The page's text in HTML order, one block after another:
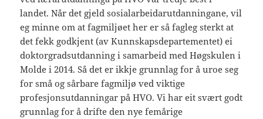
landet. Når det gjeld sosialarbeidarutdanningane, vil
eg minne om at fagmiljøet her er så fagleg sterkt at
det fekk godkjent (av Kunnskapsdepartementet) ei
doktorgradsutdanning i samarbeid med Høgskulen i
Molde i 2014. Så det er ikkje grunnlag for å uroe seg
for små og sårbare fagmiljø ved viktige
profesjonsutdanningar på HVO. Vi har eit svært godt
grunnlag for å drifte den nye femårige